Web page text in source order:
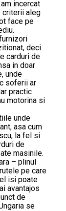
incercat
criterii aleg
face pe
deci
carduri de
in doar
unde
soferii ar
practic
motorina si
unde
asa cum
la fel si
de
masinile.
– plinul
pe care
isi poate
avantajos
de
se